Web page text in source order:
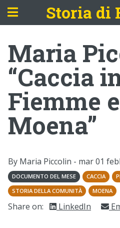
Storia di
Maria
“Caccia
Fiemme
Moena”
By Maria Piccolin - mar 01
DOCUMENTO DEL MESE CACCIA
STORIA DELLA COMUNITÀ
MOENA
Share on: LinkedIn